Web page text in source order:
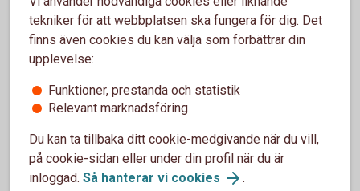
att du får tillbaka det investerade kapitalet.
Följ börsens utveckling
Swedbank.se/aktiellt
Aktiellt
tekniker för att webbplatsen ska fungera för dig. Det
finns även cookies du kan välja som förbättrar din
upplevelse:
Funktioner, prestanda och statistik
Relevant marknadsföring
Du kan ta tillbaka ditt cookie-medgivande när du vill,
på cookie-sidan eller under din profil när du är
inloggad. Så hanterar vi cookies .